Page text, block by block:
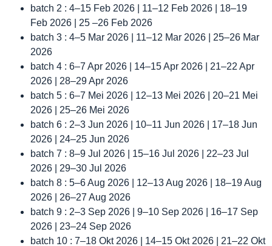
batch 2 : 4–15 Feb 2026 | 11–12 Feb 2026 | 18–19
Feb 2026 | 25 –26 Feb 2026
batch 3 : 4–5 Mar 2026 | 11–12 Mar 2026 | 25–26 Mar
2026
batch 4 : 6–7 Apr 2026 | 14–15 Apr 2026 | 21–22 Apr
2026 | 28–29 Apr 2026
batch 5 : 6–7 Mei 2026 | 12–13 Mei 2026 | 20–21 Mei
2026 | 25–26 Mei 2026
batch 6 : 2–3 Jun 2026 | 10–11 Jun 2026 | 17–18 Jun
2026 | 24–25 Jun 2026
batch 7 : 8–9 Jul 2026 | 15–16 Jul 2026 | 22–23 Jul
2026 | 29–30 Jul 2026
batch 8 : 5–6 Aug 2026 | 12–13 Aug 2026 | 18–19 Aug
2026 | 26–27 Aug 2026
batch 9 : 2–3 Sep 2026 | 9–10 Sep 2026 | 16–17 Sep
2026 | 23–24 Sep 2026
batch 10 : 7–18 Okt 2026 | 14–15 Okt 2026 | 21–22 Okt